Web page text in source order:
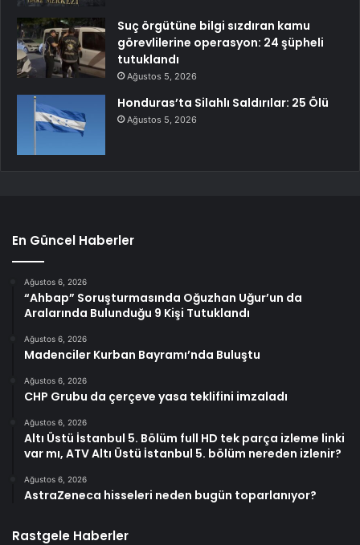
Suç örgütüne bilgi sızdıran kamu
görevlilerine operasyon: 24 şüpheli
tutuklandı
Ağustos 5, 2026
Honduras’ta Silahlı Saldırılar: 25 Ölü
Ağustos 5, 2026
En Güncel Haberler
Ağustos 6, 2026
“Ahbap” Soruşturmasında Oğuzhan Uğur’un da
Aralarında Bulunduğu 9 Kişi Tutuklandı
Ağustos 6, 2026
Madenciler Kurban Bayramı’nda Buluştu
Ağustos 6, 2026
CHP Grubu da çerçeve yasa teklifini imzaladı
Ağustos 6, 2026
Altı Üstü İstanbul 5. Bölüm full HD tek parça izleme linki
var mı, ATV Altı Üstü İstanbul 5. bölüm nereden izlenir?
Ağustos 6, 2026
AstraZeneca hisseleri neden bugün toparlanıyor?
Rastgele Haberler